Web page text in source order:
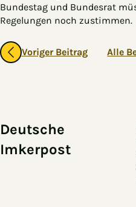
Bundestag und Bundesrat
Regelungen noch zustimmen.
Gehe zu vorherigen oder
Voriger Beitrag Alle
Deutsche
Imkerpost